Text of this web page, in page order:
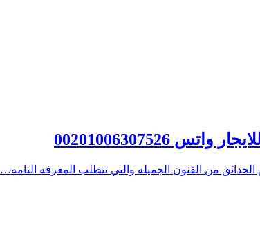
من الفنون الجميله والتي تتطلب المعرفه التامه…